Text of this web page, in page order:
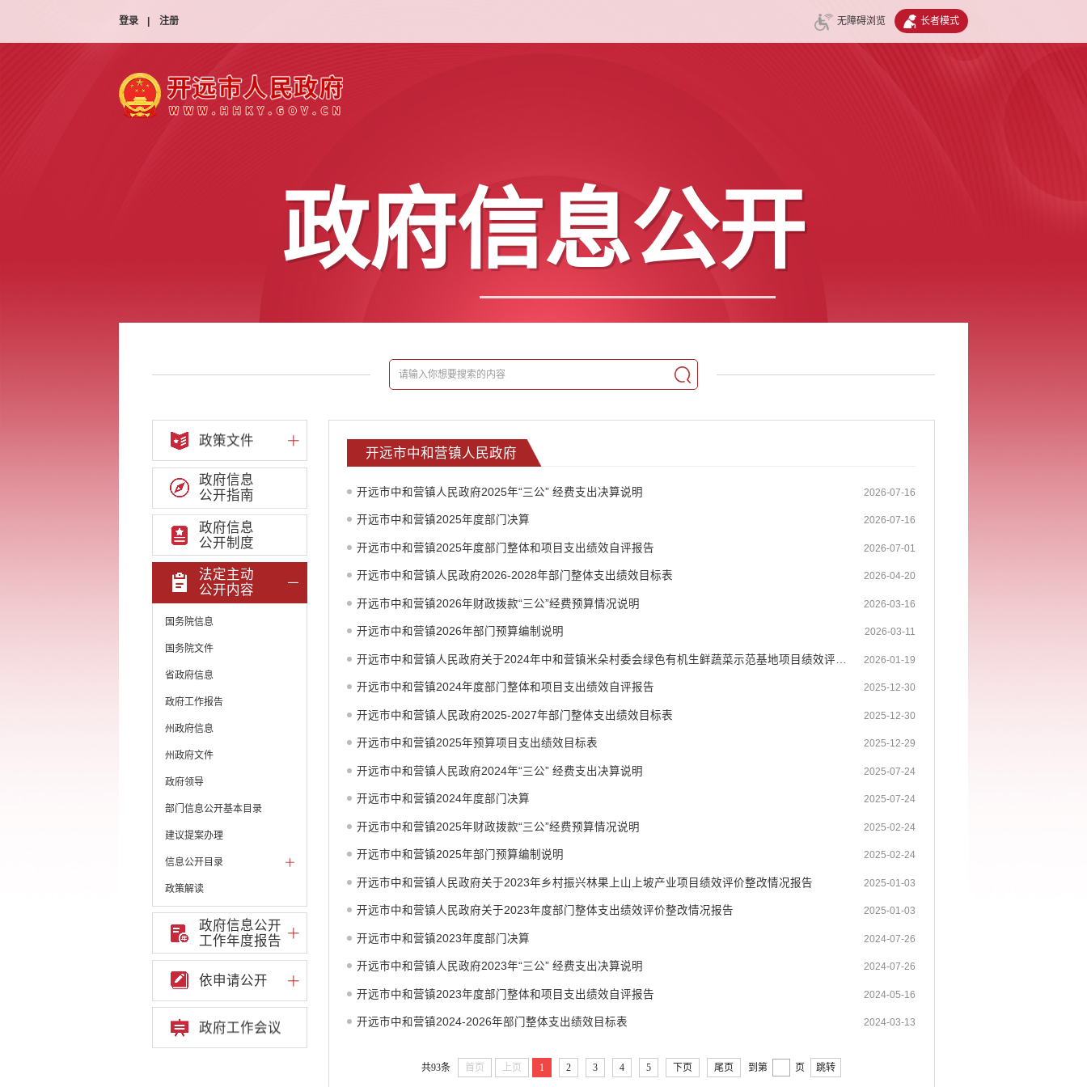
登录 注册 无障碍浏览 长者模式
政府信息公开
政策文件
政府信息
公开指南
政府信息
公开制度
法定主动
公开内容
国务院信息
国务院文件
省政府信息
政府工作报告
州政府信息
州政府文件
政府领导
部门信息公开基本目录
建议提案办理
信息公开目录
政策解读
机构职能和权责清单
自然资源政务公开
重点领域信息公开
部门单位专栏
中共开远市委办公室
政府信息公开
工作年度报告
依申请公开
政府工作会议
开远市中和营镇人民政府
开远市中和营镇人民政府2025年“三公” 经费支出决算说明 2026-07-16
开远市中和营镇2025年度部门决算 2026-07-16
开远市中和营镇2025年度部门整体和项目支出绩效自评报告 2026-07-01
开远市中和营镇人民政府2026-2028年部门整体支出绩效目标表 2026-04-20
开远市中和营镇2026年财政拨款“三公”经费预算情况说明 2026-03-16
开远市中和营镇2026年部门预算编制说明 2026-03-11
2026-01-19
开远市中和营镇2024年度部门整体和项目支出绩效自评报告 2025-12-30
开远市中和营镇人民政府2025-2027年部门整体支出绩效目标表 2025-12-30
开远市中和营镇2025年预算项目支出绩效目标表 2025-12-29
开远市中和营镇人民政府2024年“三公” 经费支出决算说明 2025-07-24
开远市中和营镇2024年度部门决算 2025-07-24
开远市中和营镇2025年财政拨款“三公”经费预算情况说明 2025-02-24
开远市中和营镇2025年部门预算编制说明 2025-02-24
开远市中和营镇人民政府关于2023年乡村振兴林果上山上坡产业项目绩效评价整改情况报告 2025-01-03
开远市中和营镇人民政府关于2023年度部门整体支出绩效评价整改情况报告 2025-01-03
开远市中和营镇2023年度部门决算 2024-07-26
开远市中和营镇人民政府2023年“三公” 经费支出决算说明 2024-07-26
开远市中和营镇2023年度部门整体和项目支出绩效自评报告 2024-05-16
开远市中和营镇2024-2026年部门整体支出绩效目标表 2024-03-13
共93条 首页 上页 1 2 3 4 5 下页 尾页 到第 页 跳转